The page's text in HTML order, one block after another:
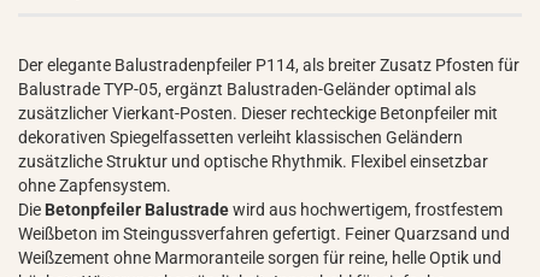
Der elegante Balustradenpfeiler P114, als breiter Zusatz Pfosten für
Balustrade TYP-05, ergänzt Balustraden-Geländer optimal als
zusätzlicher Vierkant-Posten. Dieser rechteckige Betonpfeiler mit
dekorativen Spiegelfassetten verleiht klassischen Geländern
zusätzliche Struktur und optische Rhythmik. Flexibel einsetzbar
ohne Zapfensystem.
Die Betonpfeiler Balustradewird aus hochwertigem, frostfestem
Weißbeton im Steingussverfahren gefertigt. Feiner Quarzsand und
Weißzement ohne Marmoranteile sorgen für reine, helle Optik und